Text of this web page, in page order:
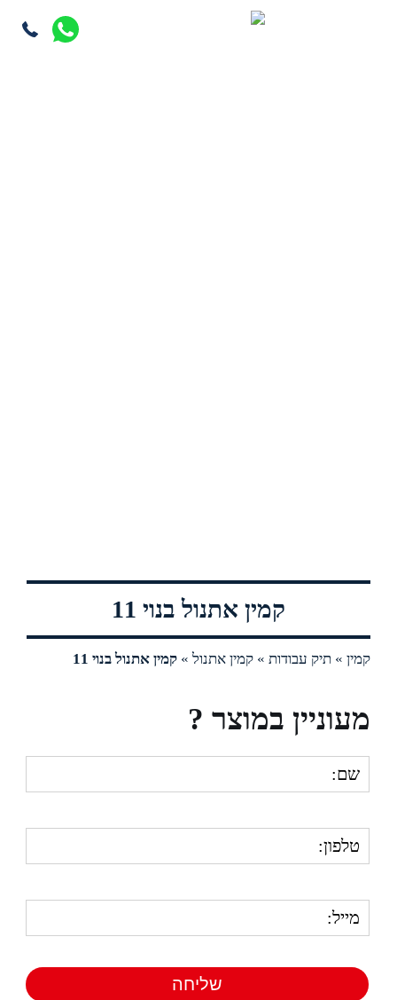
קמין אתנול בנוי 11
קמין » תיק עבודות »קמין אתנול »קמין אתנול בנוי 11
מעוניין במוצר ?